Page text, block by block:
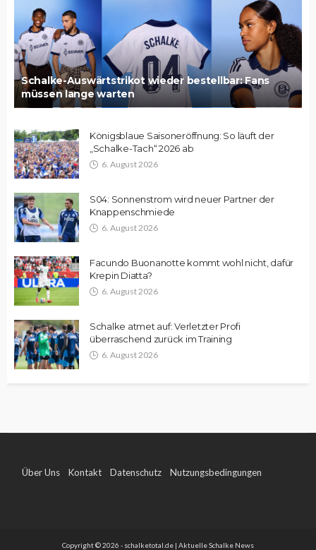
Schalke-Auswärtstrikot wieder bestellbar: Fans
müssen lange warten
Königsblaue Saisoneröffnung: So läuft der
„Schalke-Tach“ 2026 ab
6. August 2026
S04: Sonnenstrom wird neuer Partner der
Knappenschmiede
6. August 2026
Facundo Buonanotte kommt wohl nicht, dafür
Krepin Diatta?
6. August 2026
Schalke atmet auf: Verletzter Profi
überraschend zurück im Training
6. August 2026
Über Uns Kontakt Datenschutz Nutzungsbedingungen
Copyright © 2026 - schalketotal.de | Aktuelle Schalke News